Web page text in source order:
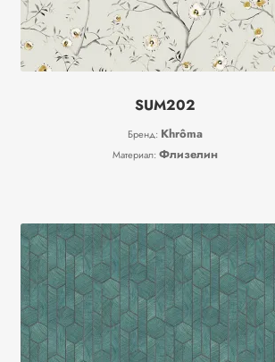
SUM202
Бренд: Khrôma
Материал: Флизелин